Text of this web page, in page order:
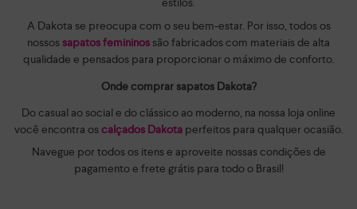
A Dakota se preocupa com o seu bem-estar. Por isso, todos os
nossos sapatos femininos são fabricados com materiais de alta
qualidade e pensados para proporcionar o máximo de conforto.
Onde comprar sapatos Dakota?
Do casual ao social e do clássico ao moderno, na nossa loja online
você encontra oscalçados Dakotaperfeitos para qualquer ocasião.
Navegue por todos os itens e aproveite nossas condições de
pagamento e frete grátis para todo o Brasil!